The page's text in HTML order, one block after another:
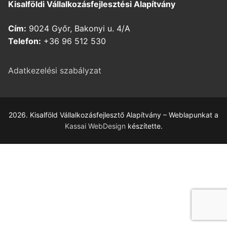
Kisalföldi Vállalkozásfejlesztési Alapítvány
Cím: 9024 Győr, Bakonyi u. 4/A
Telefon: +36 96 512 530
Adatkezelési szabályzat
2026. Kisalföld Vállalkozásfejlesztő Alapítvány – Weblapunkat a
Kassai WebDesign készítette.